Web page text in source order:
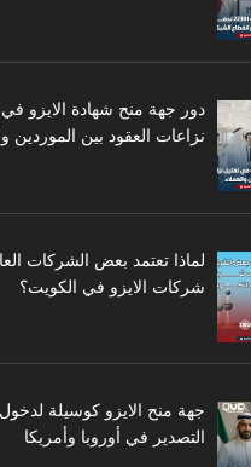
دور جهة منح شهادة الايزو في
نزاعات العقود بين الموردين
لماذا تعتمد بعض الشركات
شركات الايزو في الكويت؟
جهة منح الايزو كوسيلة
التصدير في أوروبا وأمريكا